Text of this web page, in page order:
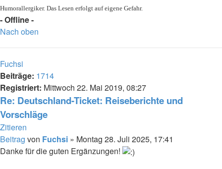
Humorallergiker. Das Lesen erfolgt auf eigene Gefahr.
- Offline -
Nach oben
Fuchsi
Beiträge: 1714
Registriert: Mittwoch 22. Mai 2019, 08:27
Re: Deutschland-Ticket: Reiseberichte und
Vorschläge
Zitieren
Beitrag von Fuchsi » Montag 28. Juli 2025, 17:41
Danke für die guten Ergänzungen!